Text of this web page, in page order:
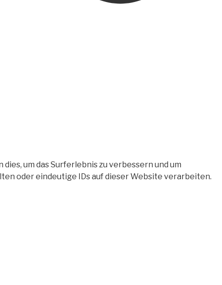
um das Surferlebnis zu verbessern und um
oder eindeutige IDs auf dieser Website verarbeiten.